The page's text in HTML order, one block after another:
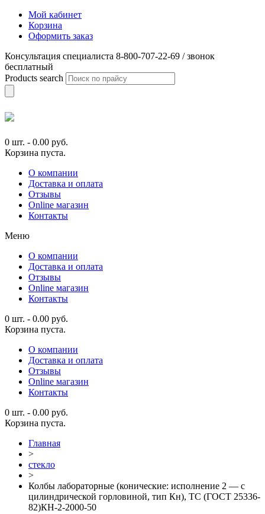
Мой кабинет
Корзина
Оформить заказ
Консультация специалиста 8-800-707-22-69 / звонок
бесплатный
Products search
0 шт. - 0.00 руб.
Корзина пуста.
О компании
Доставка и оплата
Отзывы
Online магазин
Контакты
Меню
О компании
Доставка и оплата
Отзывы
Online магазин
Контакты
0 шт. - 0.00 руб.
Корзина пуста.
О компании
Доставка и оплата
Отзывы
Online магазин
Контакты
0 шт. - 0.00 руб.
Корзина пуста.
Главная
>
стекло
>
Колбы лабораторные (конические: исполнение 2 — с
цилиндрической горловиной, тип Кн), ТС (ГОСТ 25336-
82)КН-2-2000-50